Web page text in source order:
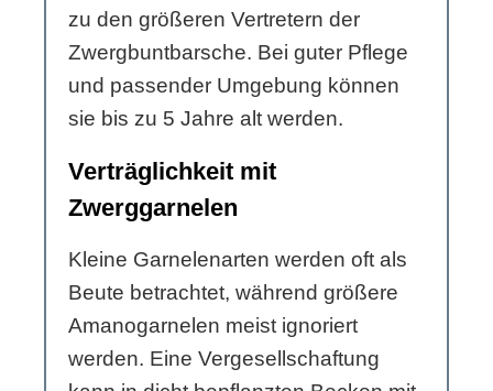
zu den größeren Vertretern der
Zwergbuntbarsche. Bei guter Pflege
und passender Umgebung können
sie bis zu 5 Jahre alt werden.
Verträglichkeit mit
Zwerggarnelen
Kleine Garnelenarten werden oft als
Beute betrachtet, während größere
Amanogarnelen meist ignoriert
werden. Eine Vergesellschaftung